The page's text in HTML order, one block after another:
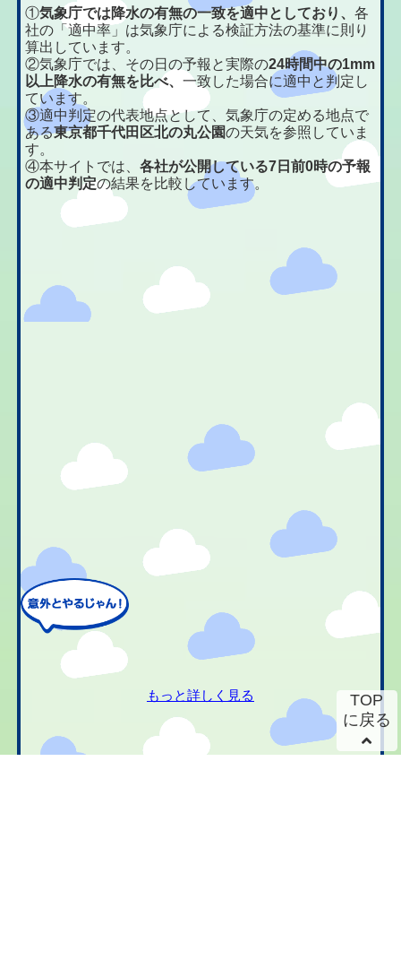
①気象庁では降水の有無の一致を適中としており、各
社の「適中率」は気象庁による検証方法の基準に則り
算出しています。
②気象庁では、その日の予報と実際の24時間中の1mm
以上降水の有無を比べ、一致した場合に適中と判定し
ています。
③適中判定の代表地点として、気象庁の定める地点で
ある東京都千代田区北の丸公園の天気を参照していま
す。
④本サイトでは、各社が公開している7日前0時の予報
の適中判定の結果を比較しています。
もっと詳しく見る
TOP
に戻る